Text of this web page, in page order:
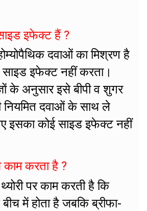
इफेक्ट हैं ?
दवाओं का मिश्रण है
साइड इफेक्ट नहीं करता।
के अनुसार इसे बीपी व शुगर
नियमित दवाओं के साथ ले
इसका कोई साइड इफेक्ट नहीं
करता है ?
पर काम करती है कि
में होता है जबकि ब्रीफा-